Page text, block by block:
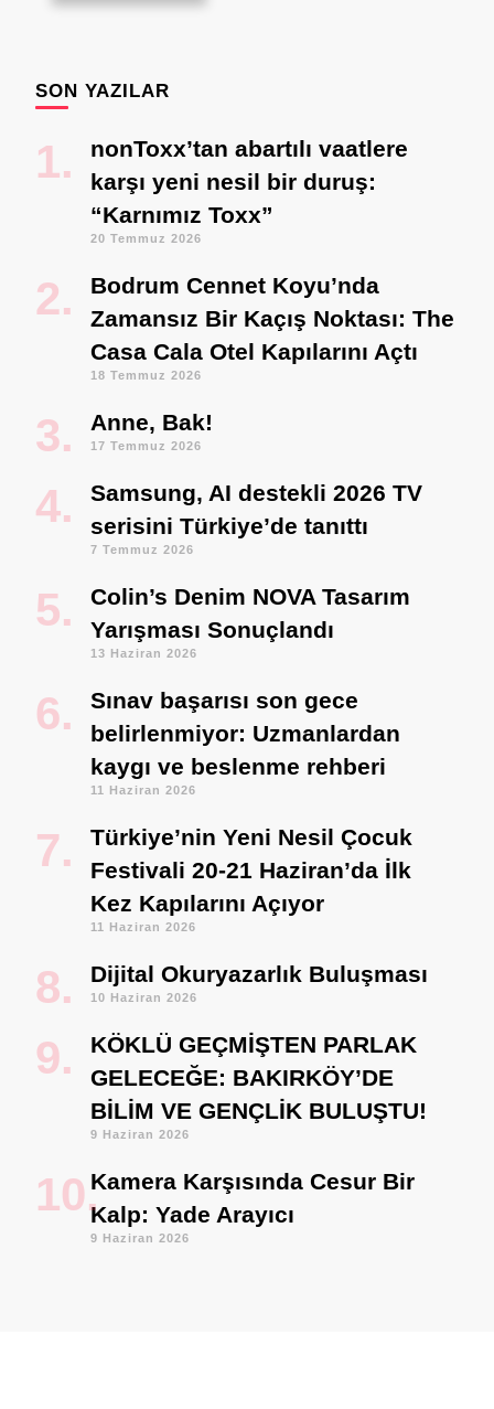
SON YAZILAR
nonToxx’tan abartılı vaatlere
karşı yeni nesil bir duruş:
“Karnımız Toxx”
20 Temmuz 2026
Bodrum Cennet Koyu’nda
Zamansız Bir Kaçış Noktası: The
Casa Cala Otel Kapılarını Açtı
18 Temmuz 2026
Anne, Bak!
17 Temmuz 2026
Samsung, AI destekli 2026 TV
serisini Türkiye’de tanıttı
7 Temmuz 2026
Colin’s Denim NOVA Tasarım
Yarışması Sonuçlandı
13 Haziran 2026
Sınav başarısı son gece
belirlenmiyor: Uzmanlardan
kaygı ve beslenme rehberi
11 Haziran 2026
Türkiye’nin Yeni Nesil Çocuk
Festivali 20-21 Haziran’da İlk
Kez Kapılarını Açıyor
11 Haziran 2026
Dijital Okuryazarlık Buluşması
10 Haziran 2026
KÖKLÜ GEÇMİŞTEN PARLAK
GELECEĞE: BAKIRKÖY’DE
BİLİM VE GENÇLİK BULUŞTU!
9 Haziran 2026
Kamera Karşısında Cesur Bir
Kalp: Yade Arayıcı
9 Haziran 2026